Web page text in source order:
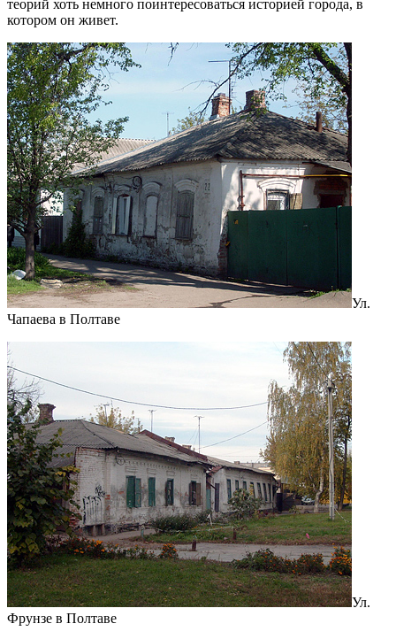
теорий хоть немного поинтересоваться историей города, в
котором он живет.
Ул.
Чапаева в Полтаве
Ул.
Фрунзе в Полтаве